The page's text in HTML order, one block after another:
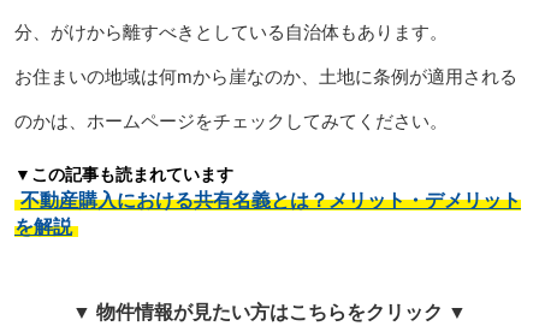
分、がけから離すべきとしている自治体もあります。
お住まいの地域は何mから崖なのか、土地に条例が適用される
のかは、ホームページをチェックしてみてください。
▼この記事も読まれています
不動産購入における共有名義とは？メリット・デメリット
を解説
▼ 物件情報が見たい方はこちらをクリック ▼